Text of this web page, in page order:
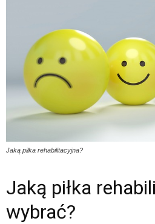
Jaką piłka rehabilitacyjna?
Jaką piłka
wybrać?